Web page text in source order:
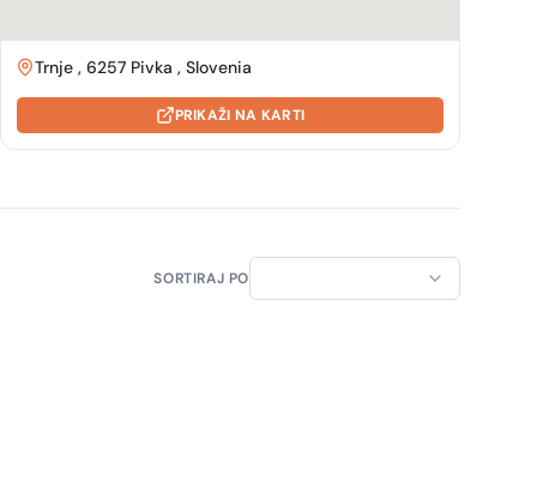
Trnje , 6257 Pivka , Slovenia
PRIKAŽI NA KARTI
SORTIRAJ PO